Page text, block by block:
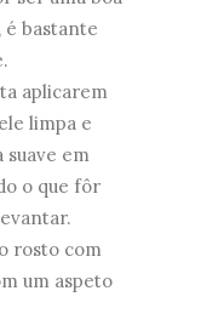
é bastante
aplicarem
limpa e
suave em
o que fôr
rosto com
um aspeto